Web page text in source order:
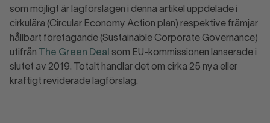
som möjligt är lagförslagen i denna artikel uppdelade i
cirkulära (Circular Economy Action plan) respektive främjar
hållbart företagande (Sustainable Corporate Governance)
utifrån
The Green Deal
som EU-kommissionen lanserade i
slutet av 2019. Totalt handlar det om cirka 25 nya eller
kraftigt reviderade lagförslag.